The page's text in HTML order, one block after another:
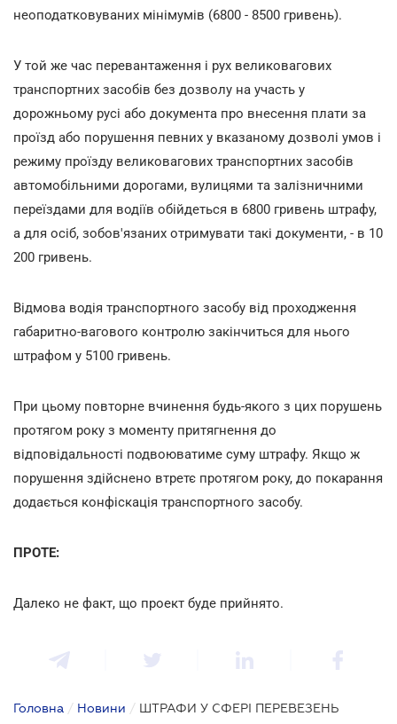
неоподатковуваних мінімумів (6800 - 8500 гривень).
У той же час перевантаження і рух великовагових
транспортних засобів без дозволу на участь у
дорожньому русі або документа про внесення плати за
проїзд або порушення певних у вказаному дозволі умов і
режиму проїзду великовагових транспортних засобів
автомобільними дорогами, вулицями та залізничними
переїздами для водіїв обійдеться в 6800 гривень штрафу,
а для осіб, зобов'язаних отримувати такі документи, - в 10
200 гривень.
Відмова водія транспортного засобу від проходження
габаритно-вагового контролю закінчиться для нього
штрафом у 5100 гривень.
При цьому повторне вчинення будь-якого з цих порушень
протягом року з моменту притягнення до
відповідальності подвоюватиме суму штрафу. Якщо ж
порушення здійснено втретє протягом року, до покарання
додається конфіскація транспортного засобу.
ПРОТЕ:
Далеко не факт, що проект буде прийнято.
Головна / Новини / ШТРАФИ У СФЕРІ ПЕРЕВЕЗЕНЬ